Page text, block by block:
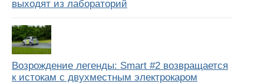
выходят из лабораторий
Возрождение легенды: Smart #2 возвращается
к истокам с двухместным электрокаром